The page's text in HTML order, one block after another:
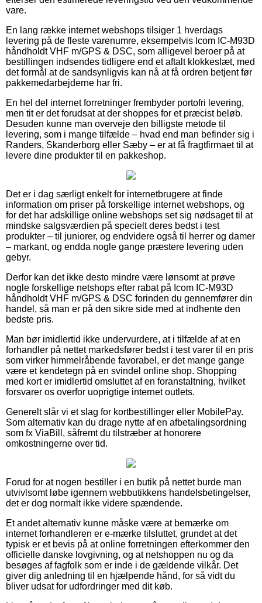
vare.
En lang række internet webshops tilsiger 1 hverdags
levering på de fleste varenumre, eksempelvis Icom IC-M93D
håndholdt VHF m/GPS & DSC, som alligevel beroer på at
bestillingen indsendes tidligere end et aftalt klokkeslæt, med
det formål at de sandsynligvis kan nå at få ordren betjent før
pakkemedarbejderne har fri.
En hel del internet forretninger frembyder portofri levering,
men tit er det forudsat at der shoppes for et præcist beløb.
Desuden kunne man overveje den billigste metode til
levering, som i mange tilfælde – hvad end man befinder sig i
Randers, Skanderborg eller Sæby – er at få fragtfirmaet til at
levere dine produkter til en pakkeshop.
Det er i dag særligt enkelt for internetbrugere at finde
information om priser på forskellige internet webshops, og
for det har adskillige online webshops set sig nødsaget til at
mindske salgsværdien på specielt deres bedst i test
produkter – til juniorer, og endvidere også til herrer og damer
– markant, og endda nogle gange præstere levering uden
gebyr.
Derfor kan det ikke desto mindre være lønsomt at prøve
nogle forskellige netshops efter rabat på Icom IC-M93D
håndholdt VHF m/GPS & DSC forinden du gennemfører din
handel, så man er på den sikre side med at indhente den
bedste pris.
Man bør imidlertid ikke undervurdere, at i tilfælde af at en
forhandler på nettet markedsfører bedst i test varer til en pris
som virker himmelråbende favorabel, er det mange gange
være et kendetegn på en svindel online shop. Shopping
med kort er imidlertid omsluttet af en foranstaltning, hvilket
forsvarer os overfor uoprigtige internet outlets.
Generelt slår vi et slag for kortbestillinger eller MobilePay.
Som alternativ kan du drage nytte af en afbetalingsordning
som fx ViaBill, såfremt du tilstræber at honorere
omkostningerne over tid.
Forud for at nogen bestiller i en butik på nettet burde man
utvivlsomt løbe igennem webbutikkens handelsbetingelser,
det er dog normalt ikke videre spændende.
Et andet alternativ kunne måske være at bemærke om
internet forhandleren er e-mærke tilsluttet, grundet at det
typisk er et bevis på at online forretningen efterkommer den
officielle danske lovgivning, og at netshoppen nu og da
besøges af fagfolk som er inde i de gældende vilkår. Det
giver dig anledning til en hjælpende hånd, for så vidt du
bliver udsat for udfordringer med dit køb.